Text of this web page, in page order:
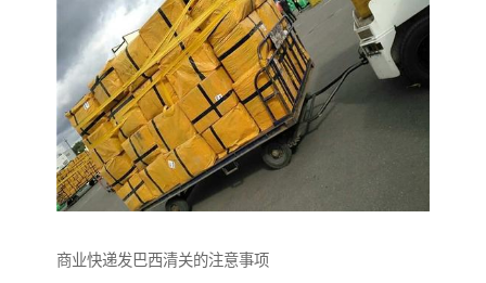
商业快递发巴西清关的注意事项